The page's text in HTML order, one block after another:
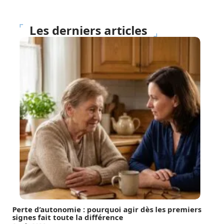
Les derniers articles
Perte d’autonomie : pourquoi agir dès les premiers
signes fait toute la différence